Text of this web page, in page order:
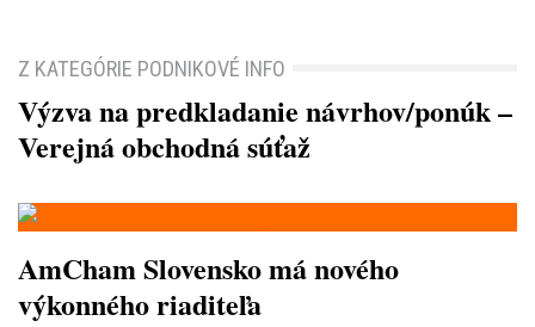
Z KATEGÓRIE PODNIKOVÉ INFO
Výzva na predkladanie návrhov/ponúk –
Verejná obchodná súťaž
AmCham Slovensko má nového
výkonného riaditeľa